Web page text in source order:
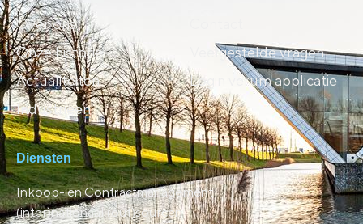
Over ons
Onze historie
Actualiteiten
Industrieën
Veelgestelde vragen
Login verum applicatie
Diensten
Inkoop- en Contractmanagement
(inter)nationaal (out)sourcen